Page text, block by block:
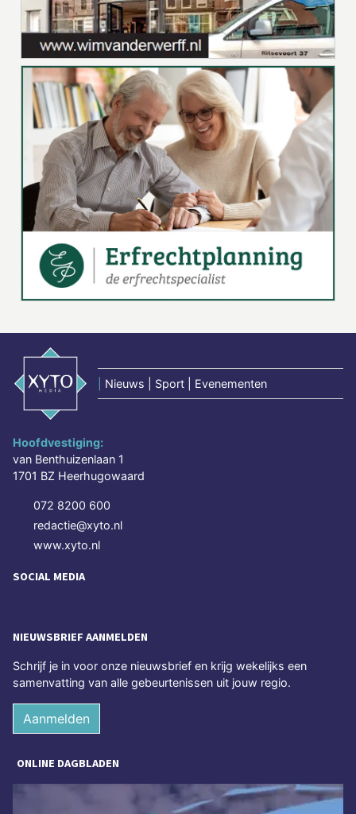
Nieuws | Sport | Evenementen
Hoofdvestiging:
van Benthuizenlaan 1
1701 BZ Heerhugowaard
072 8200 600
redactie@xyto.nl
www.xyto.nl
SOCIAL MEDIA
NIEUWSBRIEF AANMELDEN
Schrijf je in voor onze nieuwsbrief en krijg wekelijks een
samenvatting van alle gebeurtenissen uit jouw regio.
Aanmelden
ONLINE DAGBLADEN